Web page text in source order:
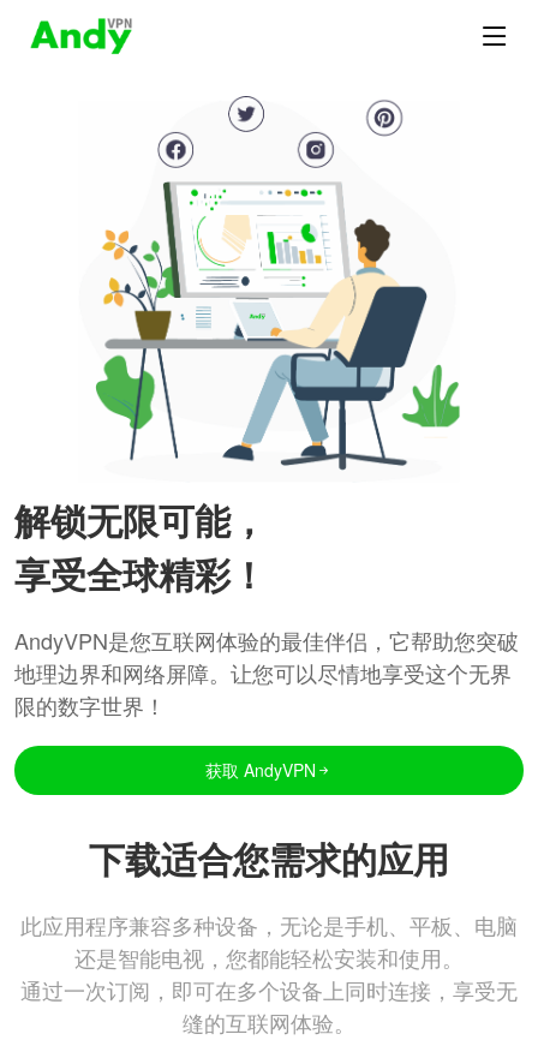
解锁无限可能，
享受全球精彩！
AndyVPN是您互联网体验的最佳伴侣，它帮助您突破
地理边界和网络屏障。让您可以尽情地享受这个无界
限的数字世界！
获取 AndyVPN
下载适合您需求的应用
此应用程序兼容多种设备，无论是手机、平板、电脑
还是智能电视，您都能轻松安装和使用。
通过一次订阅，即可在多个设备上同时连接，享受无
缝的互联网体验。